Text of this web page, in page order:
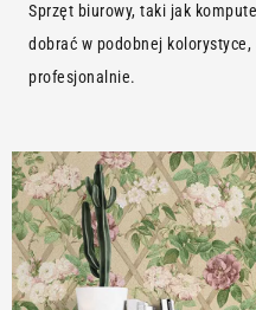
Sprzęt biurowy, taki jak
dobrać w podobnej kolorystyce,
profesjonalnie.